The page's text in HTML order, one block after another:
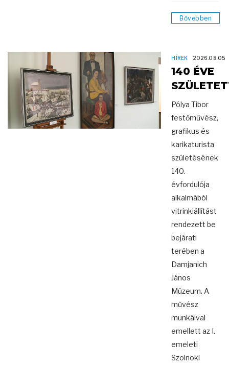
Bővebben
HÍREK 2026.08.05
140 ÉVE
Pólya Tibor
festőművész,
grafikus és
karikaturista
születésének
140.
évfordulója
alkalmából
vitrinkiállítást
rendezett be
bejárati
terében a
Damjanich
János
Múzeum. A
művész
munkáival
emellett az I.
emeleti
Szolnoki